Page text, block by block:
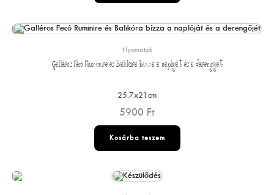
Nyomatok
Galléros Fecó Ruminire és Balikóra bízza a naplóját és a derengőjét
25.7x21cm
5900 Ft
Kosárba teszem